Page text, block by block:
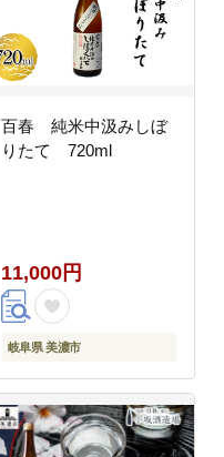
百春 純米中汲みしぼ
りたて 720ml
11,000円
岐阜県 美濃市